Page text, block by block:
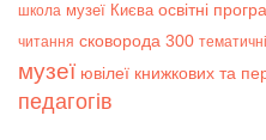
школа музеї Києва освітні
читання сковорода 300
музеї ювілеї книжкових та
педагогів